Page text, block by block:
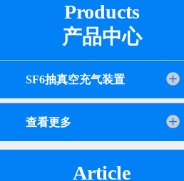
Products
产品中心
SF6抽真空充气装置
查看更多
Article